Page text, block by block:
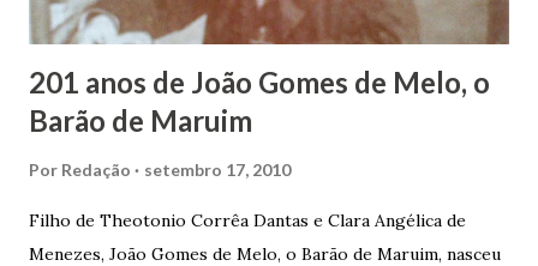
trocas de gorjetas que c...
201 anos de João Gomes de Melo, o
Barão de Maruim
Por Redação setembro 17, 2010
Filho de Theotonio Corrêa Dantas e Clara Angélica de
Menezes, João Gomes de Melo, o Barão de Maruim, nasceu